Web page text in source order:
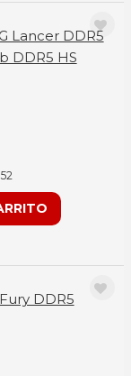
Lancer DDR5
DDR5 HS
DDR5